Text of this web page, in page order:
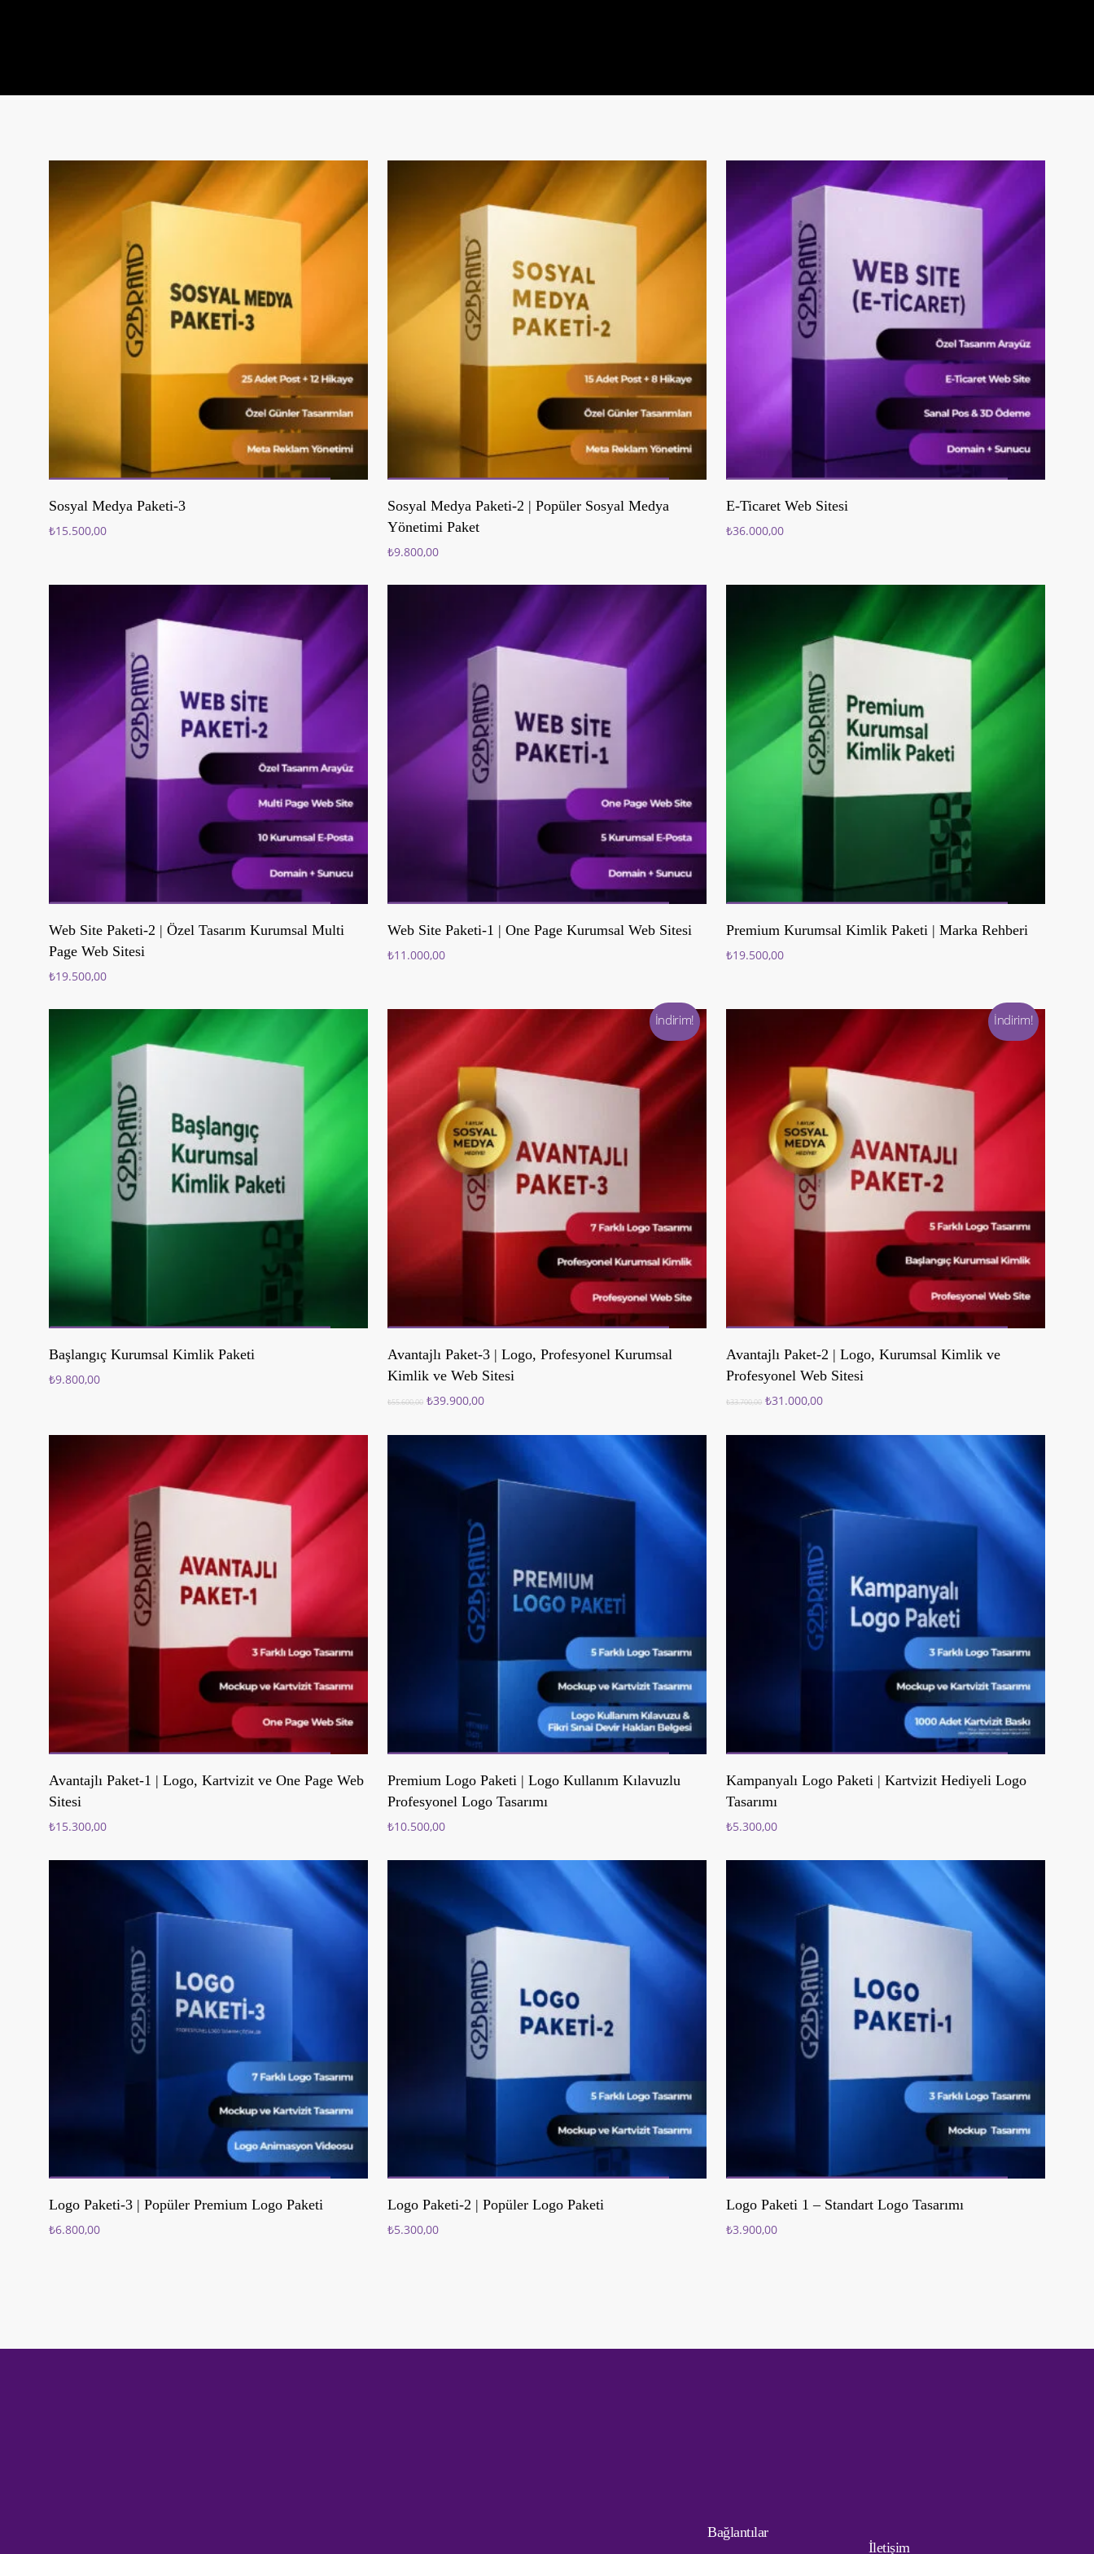
Sosyal Medya Paketi-3
₺15.500,00
Sosyal Medya Paketi-2 | Popüler Sosyal Medya
Yönetimi Paket
₺9.800,00
E-Ticaret Web Sitesi
₺36.000,00
Web Site Paketi-2 | Özel Tasarım Kurumsal Multi
Page Web Sitesi
₺19.500,00
Web Site Paketi-1 | One Page Kurumsal Web Sitesi
₺11.000,00
Premium Kurumsal Kimlik Paketi | Marka Rehberi
₺19.500,00
Başlangıç Kurumsal Kimlik Paketi
₺9.800,00
İndirim!
Avantajlı Paket-3 | Logo, Profesyonel Kurumsal
Kimlik ve Web Sitesi
₺55.600,00 Orijinal
₺39.900,00Şu
İndirim!
Avantajlı Paket-2 | Logo, Kurumsal Kimlik ve
Profesyonel Web Sitesi
₺33.700,00 Orijinal
₺31.000,00Şu
Avantajlı Paket-1 | Logo, Kartvizit ve One Page Web
Sitesi
₺15.300,00
Premium Logo Paketi | Logo Kullanım Kılavuzlu
Profesyonel Logo Tasarımı
₺10.500,00
Kampanyalı Logo Paketi | Kartvizit Hediyeli Logo
Tasarımı
₺5.300,00
Logo Paketi-3 | Popüler Premium Logo Paketi
₺6.800,00
Logo Paketi-2 | Popüler Logo Paketi
₺5.300,00
Logo Paketi 1 – Standart Logo Tasarımı
₺3.900,00
Bağlantılar
İletişim